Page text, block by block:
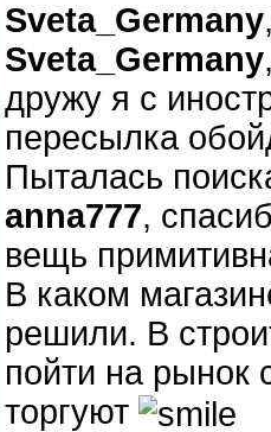
Sveta_Germany
Sveta_Germany
дружу я с
пересылка
Пыталась
anna777,
вещь
В каком
решили. В
пойти на рынок
торгуют